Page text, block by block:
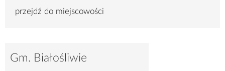
przejdź do miejscowości
Gm. Białośliwie